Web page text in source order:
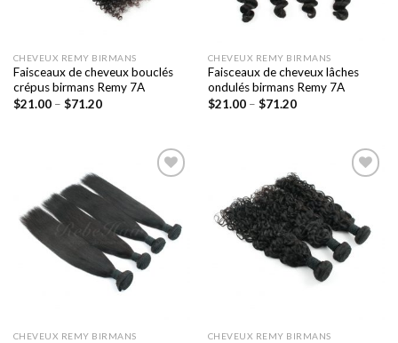
CHEVEUX REMY BIRMANS
Faisceaux de cheveux bouclés
crépus birmans Remy 7A
$21.00– $71.20
CHEVEUX REMY BIRMANS
Faisceaux de cheveux lâches
ondulés birmans Remy 7A
$21.00– $71.20
de
souhaits
CHEVEUX REMY BIRMANS
à la liste
de
souhaits
CHEVEUX REMY BIRMANS